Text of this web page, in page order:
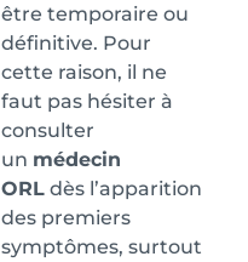
être temporaire ou
définitive. Pour
cette raison, il ne
faut pas hésiter à
consulter
un médecin
ORL dès l’apparition
des premiers
symptômes, surtout